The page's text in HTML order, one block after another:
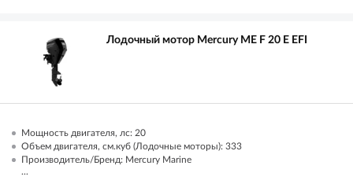
Лодочный мотор Mercury ME F 20 E EFI
Мощность двигателя, лс: 20
Объем двигателя, см.куб (Лодочные моторы): 333
Производитель/Бренд: Mercury Marine
...